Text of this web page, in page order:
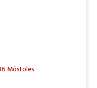
Móstoles -